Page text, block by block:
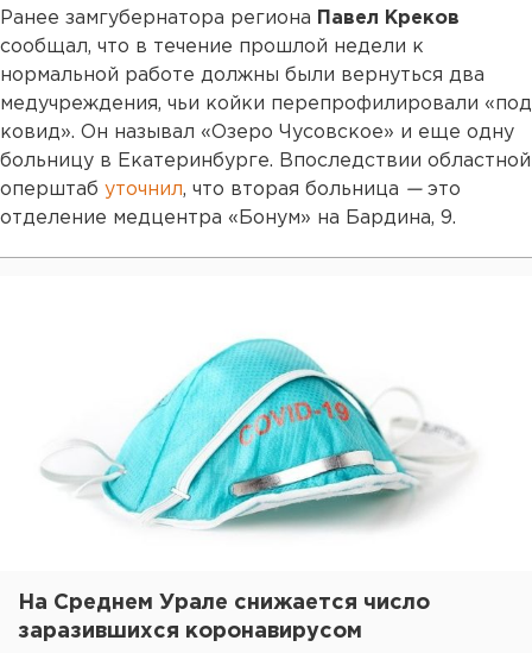
Ранее замгубернатора региона
Павел Креков
сообщал, что в течение прошлой недели к
нормальной работе должны были вернуться два
медучреждения, чьи койки перепрофилировали «под
ковид». Он называл «Озеро Чусовское» и еще одну
больницу в Екатеринбурге. Впоследствии областной
оперштаб уточнил, что вторая больница —это
отделение медцентра «Бонум» на Бардина, 9.
На Среднем Урале снижается число
заразившихся коронавирусом